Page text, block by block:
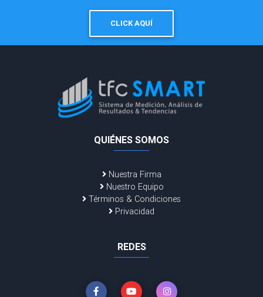
CLICK AQUÍ
QUIÉNES SOMOS
Nuestra Firma
Nuestro Equipo
Términos & Condiciones
Privacidad
REDES